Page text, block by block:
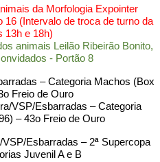
da Morfologia Expointer
(Intervalo de troca de turno da
13h e 18h)
animais Leilão Ribeirão Bonito,
- Portão 8
– Categoria Machos (Box
Freio de Ouro
VSP/Esbarradas – Categoria
– 43o Freio de Ouro
VSP/Esbarradas – 2ªSupercopa
Juvenil A e B